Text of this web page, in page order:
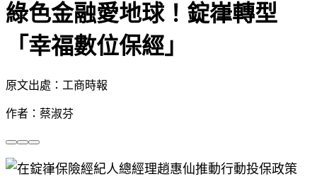
綠色金融愛地球！錠嵂轉型
「幸福數位保經」
原文出處：工商時報
作者：蔡淑芬